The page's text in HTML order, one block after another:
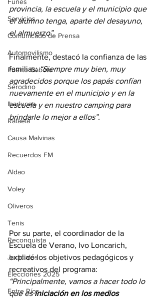
Servicios
Comunicado de Prensa
Automovilismo
Puerto Gaboto
Serodino
Ibarlucea
Rafaela
Causa Malvinas
Recuerdos FM
Aldao
Voley
Oliveros
Tenis
Reconquista
Judiciales
Elecciones 2025
Entre Ríos
provincia, la escuela y el municipio que
el alumno tenga, aparte del desayuno,
el almuerzo”.
Finalmente, destacó la confianza de las
familias: “Siempre muy bien, muy
agradecidos porque los papás confían
nuevamente en el municipio y en la
escuela y en nuestro camping para
brindarle lo mejor a ellos”.
Por su parte, el coordinador de la
Escuela de Verano, Ivo Loncarich,
explicó los objetivos pedagógicos y
recreativos del programa:
“Principalmente, vamos a hacer todo lo
que es iniciación en los medios